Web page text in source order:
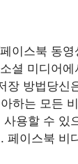
이스북 동
셜 미디어
장 방법당신
하는 모든
용할 수 있
페이스북 비